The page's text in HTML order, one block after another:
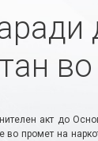
акт до
промет на